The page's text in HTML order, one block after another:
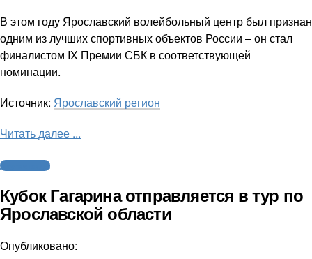
В этом году Ярославский волейбольный центр был признан
одним из лучших спортивных объектов России – он стал
финалистом IX Премии СБК в соответствующей
номинации.
Источник: Ярославский регион
Читать далее ...
Другие виды
Кубок Гагарина отправляется в тур по
Ярославской области
Опубликовано: